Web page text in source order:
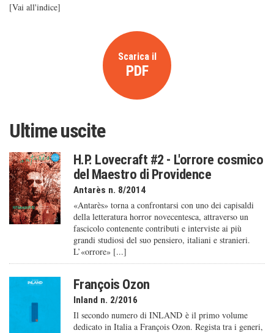
[Vai all'indice]
Scarica il
PDF
Ultime uscite
H.P. Lovecraft #2 - L'orrore cosmico
del Maestro di Providence
Antarès n. 8/2014
«Antarès» torna a confrontarsi con uno dei capisaldi
della letteratura horror novecentesca, attraverso un
fascicolo contenente contributi e interviste ai più
grandi studiosi del suo pensiero, italiani e stranieri.
L’«orrore» [...]
François Ozon
Inland n. 2/2016
Il secondo numero di INLAND è il primo volume
dedicato in Italia a François Ozon. Regista tra i generi,